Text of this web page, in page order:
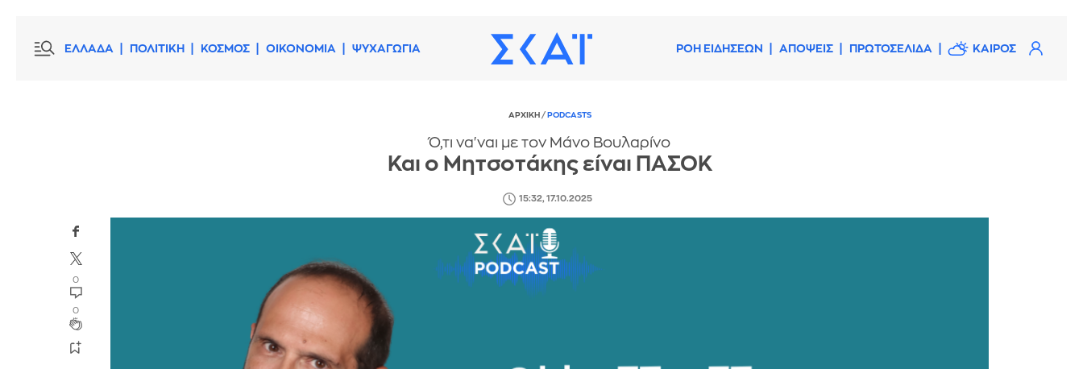
ΕΛΛΑΔΑ ΠΟΛΙΤΙΚΗ ΚΟΣΜΟΣ ΟΙΚΟΝΟΜΙΑ ΨΥΧΑΓΩΓΙΑ ΡΟΗ ΕΙΔΗΣΕΩΝ ΑΠΟΨΕΙΣ ΠΡΩΤΟΣΕΛΙΔΑ ΚΑΙΡΟΣ
ΑΡΧΙΚΗ / PODCASTS
Ό,τι να'ναι με τον Μάνο Βουλαρίνο
Και ο Μητσοτάκης είναι ΠΑΣΟΚ
15:32, 17.10.2025
0
0